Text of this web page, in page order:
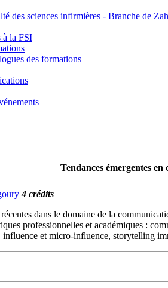
des sciences infirmières - Branche de
à la FSI
des formations
Tendances émergentes
4 crédits
dans le domaine de la
professionnelles et académiques :
et micro-influence, storytelling